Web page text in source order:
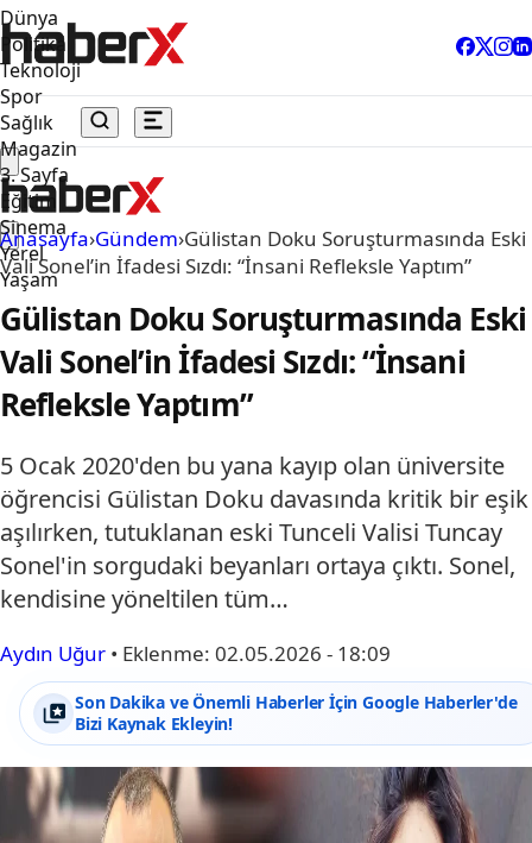
Dünya
Politika
Teknoloji
Spor
Sağlık
Magazin
3. Sayfa
Eğitim
Sinema
Yerel
Yaşam
Anasayfa›Gündem›Gülistan Doku Soruşturmasında Eski
Vali Sonel’in İfadesi Sızdı: “İnsani Refleksle Yaptım”
Gülistan Doku Soruşturmasında Eski
Vali Sonel’in İfadesi Sızdı: “İnsani
Refleksle Yaptım”
5 Ocak 2020'den bu yana kayıp olan üniversite
öğrencisi Gülistan Doku davasında kritik bir eşik
aşılırken, tutuklanan eski Tunceli Valisi Tuncay
Sonel'in sorgudaki beyanları ortaya çıktı. Sonel,
kendisine yöneltilen tüm…
Aydın Uğur • Eklenme: 02.05.2026 - 18:09
Son Dakika ve Önemli Haberler İçin Google Haberler'de
Bizi Kaynak Ekleyin!